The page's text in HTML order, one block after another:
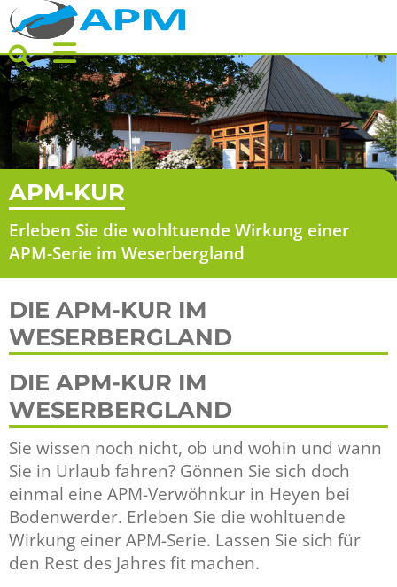
APM-KUR
Erleben Sie die wohltuende Wirkung einer
APM-Serie im Weserbergland
DIE APM-KUR IM
WESERBERGLAND
DIE APM-KUR IM
WESERBERGLAND
Sie wissen noch nicht, ob und wohin und wann
Sie in Urlaub fahren? Gönnen Sie sich doch
einmal eine APM-Verwöhnkur in Heyen bei
Bodenwerder. Erleben Sie die wohltuende
Wirkung einer APM-Serie. Lassen Sie sich für
den Rest des Jahres fit machen.
ÜBER APM
APM